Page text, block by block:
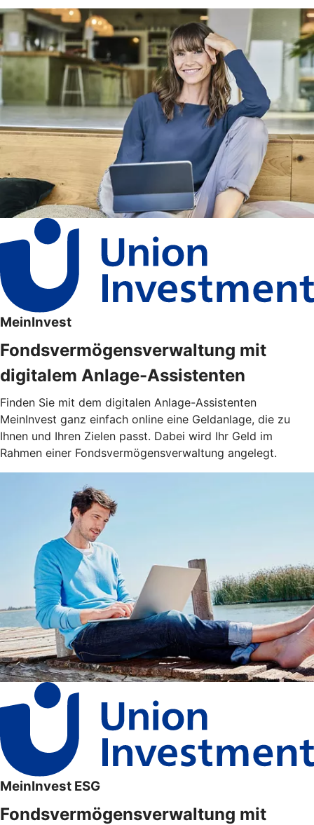
MeinInvest
Fondsvermögensverwaltung mit
digitalem Anlage-Assistenten
Finden Sie mit dem digitalen Anlage-Assistenten
MeinInvest ganz einfach online eine Geldanlage, die zu
Ihnen und Ihren Zielen passt. Dabei wird Ihr Geld im
Rahmen einer Fondsvermögensverwaltung angelegt.
MeinInvest ESG
Fondsvermögensverwaltung mit